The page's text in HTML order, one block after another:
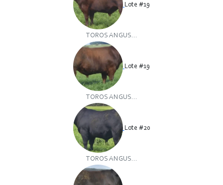
Lote #19
TOROS ANGUS...
Lote #19
TOROS ANGUS...
Lote #20
TOROS ANGUS...